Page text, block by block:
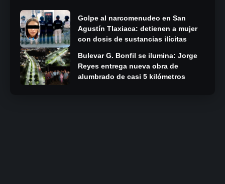
Golpe al narcomenudeo en San
Agustín Tlaxiaca: detienen a mujer
con dosis de sustancias ilícitas
Bulevar G. Bonfil se ilumina: Jorge
Reyes entrega nueva obra de
alumbrado de casi 5 kilómetros